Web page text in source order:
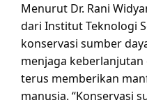
Menurut Dr. Rani
dari Institut Teknologi
konservasi sumber
menjaga
terus memberikan
manusia. “Konservasi